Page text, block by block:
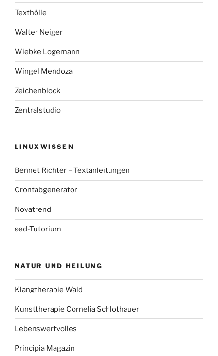
Texthölle
Walter Neiger
Wiebke Logemann
Wingel Mendoza
Zeichenblock
Zentralstudio
LINUXWISSEN
Bennet Richter – Textanleitungen
Crontabgenerator
Novatrend
sed-Tutorium
NATUR UND HEILUNG
Klangtherapie Wald
Kunsttherapie Cornelia Schlothauer
Lebenswertvolles
Principia Magazin